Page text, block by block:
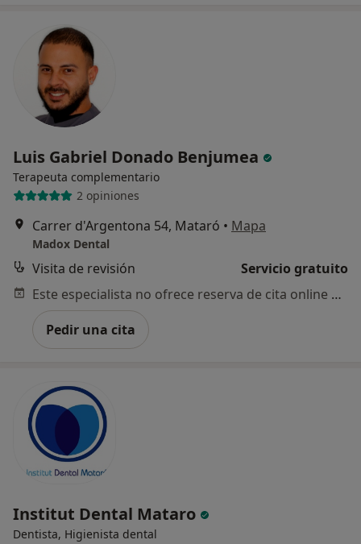
Luis Gabriel Donado Benjumea
Terapeuta complementario
2 opiniones
Carrer d'Argentona 54, Mataró • Mapa
Madox Dental
Visita de revisión
Servicio gratuito
Este especialista no ofrece reserva de cita online en esta dirección.
Pedir una cita
Institut Dental Mataro
Dentista, Higienista dental